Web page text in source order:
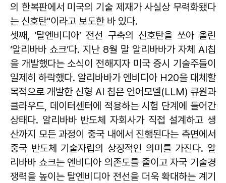
의 한복판에서 미국의 기술 제재가 사실상 무력화됐다
는 신호탄"이라고 보도한 바 있다.
셋째, ‘탈엔비디아’ 전선 구축의 신호탄을 쏘아 올린
‘알리바바 쇼크’다. 지난 8월 말 알리바바가 자체 AI칩
을 개발했다는 소식이 전해지자 미국 증시 기술주들이
일제히 하락했다. 알리바바가 엔비디아 H20을 대체할
목적으로 개발한 신형 AI 칩은 언어모델(LLM) 큐원과
클라우드, 데이터센터에 적용하는 시험 단계에 들어간
상태다. 알리바바 반도체 자회사가 직접 설계하고 생
산까지 모든 과정이 중국 내에서 진행된다는 측면에서
중국 반도체 기술자립의 상징적인 의미를 가진다. 알
리바바 쇼크는 엔비디아 의존도를 줄이고 자국 기술경
쟁력을 높이는 탈엔비디아 전선을 더욱 확대하는 계기